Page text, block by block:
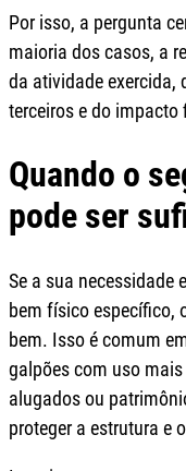
Por isso, a pergunta
maioria dos casos, a
da atividade exercida,
terceiros e do
Quando o
pode ser
Se a sua necessidade
bem físico específico,
bem. Isso é comum
galpões com uso
alugados ou
proteger a estrutura e